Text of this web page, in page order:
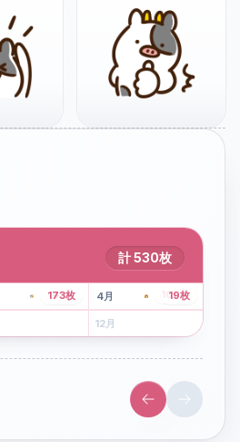
計530枚
43枚 4月 107枚
173枚
8月
19枚
12月